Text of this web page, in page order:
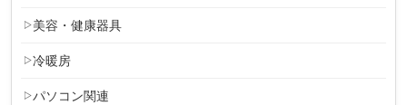
美容・健康器具
冷暖房
パソコン関連